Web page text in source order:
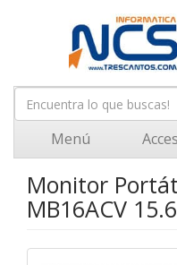
Menú
Monitor
MB16ACV